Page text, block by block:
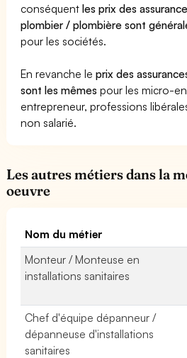
conséquentles prix des
plombier / plombière sont
pour les sociétés.
En revanche leprix des
sont les mêmes pour les micro-
entrepreneur, professions
non salarié.
Les autres métiers dans la
oeuvre
Nom du métier
Monteur / Monteuse en
installations sanitaires
Chef d'équipe dépanneur /
dépanneuse d'installations
sanitaires